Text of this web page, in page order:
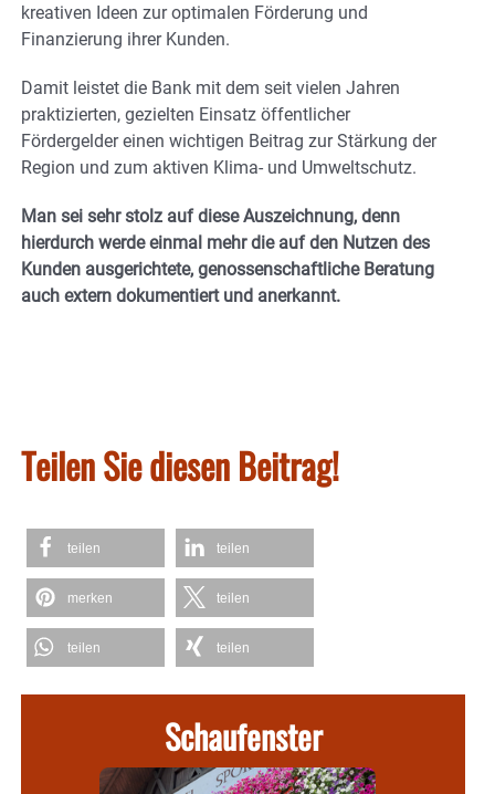
kreativen Ideen zur optimalen Förderung und
Finanzierung ihrer Kunden.
Damit leistet die Bank mit dem seit vielen Jahren
praktizierten, gezielten Einsatz öffentlicher
Fördergelder einen wichtigen Beitrag zur Stärkung der
Region und zum aktiven Klima- und Umweltschutz.
Man sei sehr stolz auf diese Auszeichnung, denn
hierdurch werde einmal mehr die auf den Nutzen des
Kunden ausgerichtete, genossenschaftliche Beratung
auch extern dokumentiert und anerkannt.
Teilen Sie diesen Beitrag!
teilen teilen
merken teilen
teilen teilen
Schaufenster